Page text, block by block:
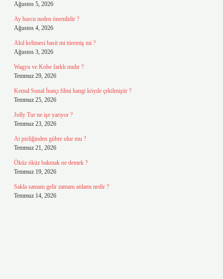
Ağustos 5, 2026
Ay burcu neden önemlidir ?
Ağustos 4, 2026
Akıl kelimesi basit mi türemiş mi ?
Ağustos 3, 2026
Wagyu ve Kobe farklı mıdır ?
Temmuz 29, 2026
Kemal Sunal İnatçı filmi hangi köyde çekilmiştir ?
Temmuz 25, 2026
Jolly Tur ne işe yarıyor ?
Temmuz 23, 2026
At pisliğinden gübre olur mu ?
Temmuz 21, 2026
Öküz öküz bakmak ne demek ?
Temmuz 19, 2026
Sakla samanı gelir zamanı anlamı nedir ?
Temmuz 14, 2026